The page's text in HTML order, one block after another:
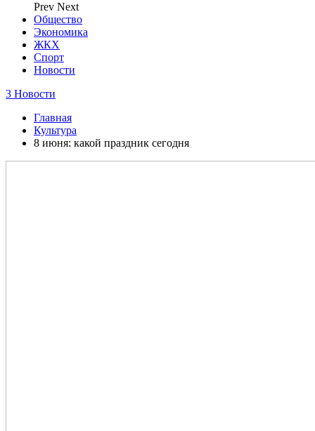
Prev Next
Общество
Экономика
ЖКХ
Спорт
Новости
3 Новости
Главная
Культура
8 июня: какой праздник сегодня